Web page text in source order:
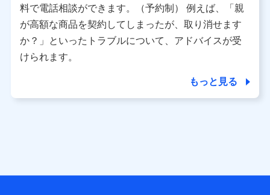
※ パーソナルデータダッシュボードの「第三者提供の管
理」の設定状態にかかわらず、共同利用する場合がありま
※ dポイントクラブ会員ではないお客さま（2019年12月11
日以降、一度もdポイントクラブ会員であったことがないお
個人データは、こちら の利用目的の範囲内に限って共同利
用します。
料で電話相談ができます。（予約制） 例えば、「親
が高額な商品を契約してしまったが、取り消せます
か？」といったトラブルについて、アドバイスが受
けられます。
もっと見る